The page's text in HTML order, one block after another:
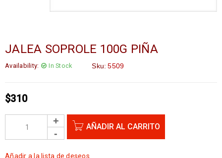
JALEA SOPROLE 100G PIÑA
Availability: In Stock Sku: 5509
$310
AÑADIR AL CARRITO
Añadir a la lista de deseos